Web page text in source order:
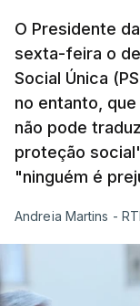
O Presidente
sexta-feira o
Social Única
no entanto,
não pode
proteção
"ninguém é
Andreia Martins -